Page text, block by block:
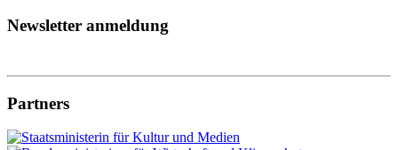
Newsletter anmeldung
Partners